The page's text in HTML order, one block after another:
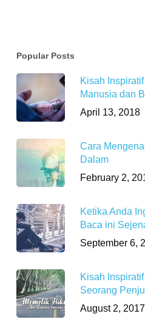
Popular Posts
Kisah
Manusia dan
April 13, 2018
Cara
Dalam
February 2,
Ketika Anda
Baca ini
September 6,
Kisah
Seorang
August 2, 2017